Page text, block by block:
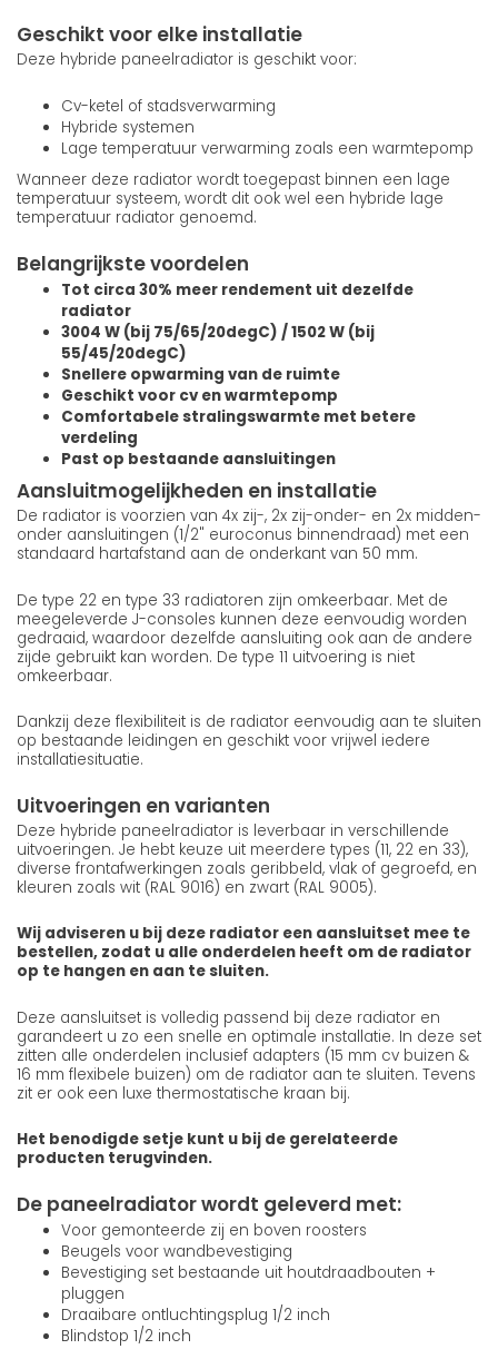
Geschikt voor elke installatie
Deze hybride paneelradiator is geschikt voor:
Cv-ketel of stadsverwarming
Hybride systemen
Lage temperatuur verwarming zoals een warmtepomp
Wanneer deze radiator wordt toegepast binnen een lage
temperatuur systeem, wordt dit ook wel een hybride lage
temperatuur radiator genoemd.
Belangrijkste voordelen
Tot circa 30% meer rendement uit dezelfde
radiator
3004 W (bij 75/65/20degC) / 1502 W (bij
55/45/20degC)
Snellere opwarming van de ruimte
Geschikt voor cv en warmtepomp
Comfortabele stralingswarmte met betere
verdeling
Past op bestaande aansluitingen
Aansluitmogelijkheden en installatie
De radiator is voorzien van 4x zij-, 2x zij-onder- en 2x midden-
onder aansluitingen (1/2" euroconus binnendraad) met een
standaard hartafstand aan de onderkant van 50 mm.
De type 22 en type 33 radiatoren zijn omkeerbaar. Met de
meegeleverde J-consoles kunnen deze eenvoudig worden
gedraaid, waardoor dezelfde aansluiting ook aan de andere
zijde gebruikt kan worden. De type 11 uitvoering is niet
omkeerbaar.
Dankzij deze flexibiliteit is de radiator eenvoudig aan te sluiten
op bestaande leidingen en geschikt voor vrijwel iedere
installatiesituatie.
Uitvoeringen en varianten
Deze hybride paneelradiator is leverbaar in verschillende
uitvoeringen. Je hebt keuze uit meerdere types (11, 22 en 33),
diverse frontafwerkingen zoals geribbeld, vlak of gegroefd, en
kleuren zoals wit (RAL 9016) en zwart (RAL 9005).
Wij adviseren u bij deze radiator een aansluitset mee te
bestellen, zodat u alle onderdelen heeft om de radiator
op te hangen en aan te sluiten.
Deze aansluitset is volledig passend bij deze radiator en
garandeert u zo een snelle en optimale installatie. In deze set
zitten alle onderdelen inclusief adapters (15 mm cv buizen &
16 mm flexibele buizen) om de radiator aan te sluiten. Tevens
zit er ook een luxe thermostatische kraan bij.
Het benodigde setje kunt u bij de gerelateerde
producten terugvinden.
De paneelradiator wordt geleverd met:
Voor gemonteerde zij en boven roosters
Beugels voor wandbevestiging
Bevestiging set bestaande uit houtdraadbouten +
pluggen
Draaibare ontluchtingsplug 1/2 inch
Blindstop 1/2 inch